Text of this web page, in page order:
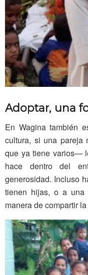
Adoptar, una
En Wagina también
cultura, si una
que ya tiene varios—
hace dentro del
generosidad. Incluso
tienen hijas, o a una
manera de compartir